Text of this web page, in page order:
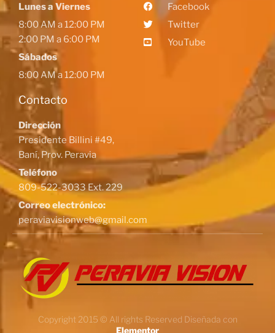
Lunes a Viernes
8:00 AM a 12:00 PM
2:00 PM a 6:00 PM
Sábados
8:00 AM a 12:00 PM
Contacto
Dirección
Presidente Billini #49,
Baní, Prov. Peravia
Teléfono
809-522-3033 Ext. 229
Correo electrónico:
peraviavisionweb@gmail.com
Facebook
Twitter
YouTube
Copyright 2015 © All rights Reserved Diseñada con
Elementor